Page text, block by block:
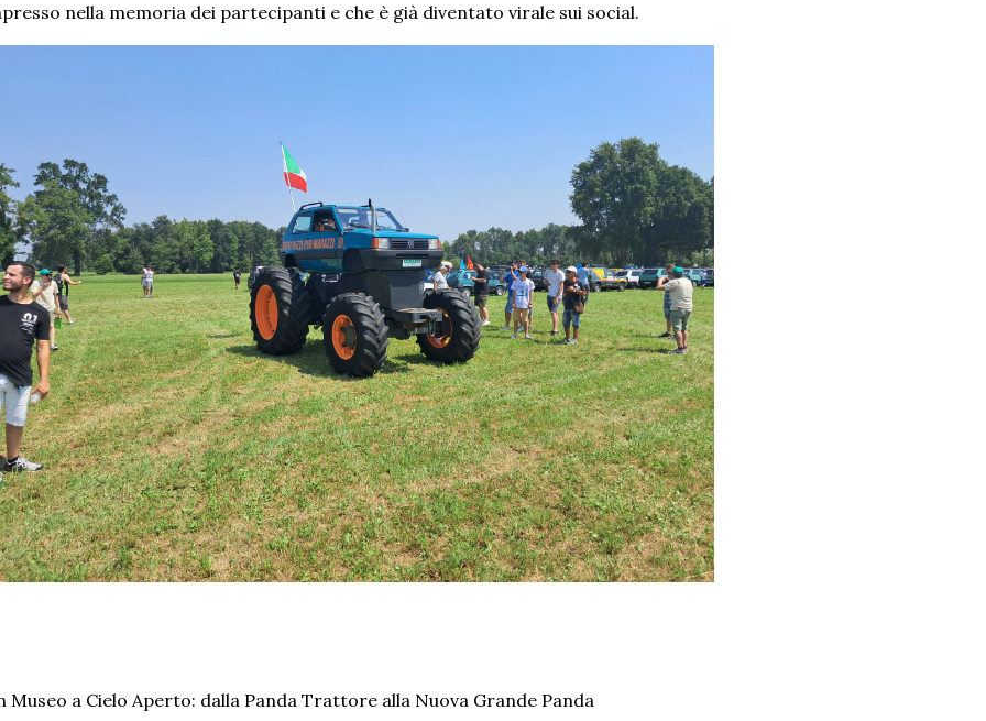
nella memoria dei partecipanti e che è già diventato virale sui social.
Museo a Cielo Aperto: dalla Panda Trattore alla Nuova Grande Panda